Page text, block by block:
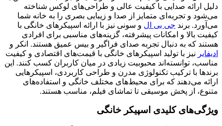
دلیل ارائه صدایی با کیفیت عالی و طراحی‌های لوکس شناخته
می‌شود و تجربه‌ای متمایز از صدا و زیبایی بصری را به خانه شما
می‌آورد. برند جی بی ال و سونی نیز با ارائه اسپیکرهای خانگی با
کیفیت بالا و امکانات پیشرفته، گزینه‌های مناسبی برای افرادی
هستند که به دنبال تجربه صدای فراگیر و بیس عمیق هستند. انکر و
ادیفایر نیز با تولید اسپیکرهای خانگی با قیمت‌های اقتصادی و کیفیت
مناسب، توانسته‌اند محبوبیت زیادی در میان کاربران کسب کنند. این
برندها با ترکیب تکنولوژی مدرن و طراحی کاربردی، اسپیکرهایی
ارائه می‌دهند که برای محیط‌های مختلف خانگی و استفاده‌های
متنوع، از پخش موسیقی تا تماشای فیلم، مناسب هستند.
ویژگی‌های کلیدی اسپیکر خانگی